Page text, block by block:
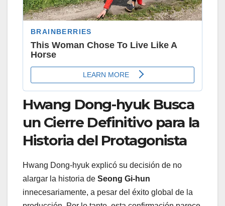
Hwang Dong-hyuk Busca
un Cierre Definitivo para la
Historia del Protagonista
Hwang Dong-hyuk explicó su decisión de no
alargar la historia de Seong Gi-hun
innecesariamente, a pesar del éxito global de la